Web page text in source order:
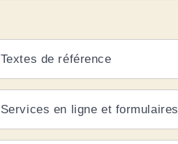
Textes de référence
Services en ligne et formulaires